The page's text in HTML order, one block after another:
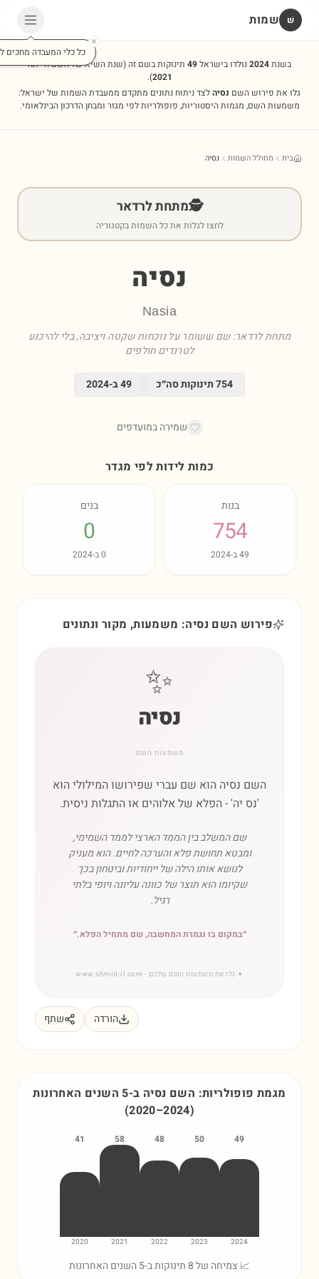
שׁ שמות
כל כלי המעבדה מחכים
בשנת2024נולדו בישראל49 תינוקות בשם זה(שנת השיא של השם הייתה
2021
).
גלו את פירוש השם נסיהלצד ניתוח נתונים מתקדם ממעבדת השמות של ישראל:
משמעות השם, מגמות היסטוריות, פופולריות לפי מגזר ומבחן הדרכון הבינלאומי.
בית מחולל השמות נסיה
🕵️מתחת לרדאר
לחצו לגלות את כל השמות בקטגוריה
נסיה
Nasia
מתחת לרדאר: שם ששומר על נוכחות שקטה ויציבה, בלי להיכנע
לטרנדים חולפים
754תינוקות סה״כ 49ב-2024
שמירה במועדפים
כמות לידות לפי מגדר
בנות
754
49ב-2024
בנים
0
0ב-2024
פירוש השם נסיה: משמעות, מקור ונתונים
✨
נסיה
משמעות השם
השם נסיה הוא שם עברי שפירושו המילולי הוא
'נס יה' - הפלא של אלוהים או התגלות ניסית.
שם המשלב בין הממד הארצי לממד השמימי,
ומבטא תחושת פלא והערכה לחיים. הוא מעניק
לנושא אותו הילה של ייחודיות וביטחון בכך
שקיומו הוא תוצר של כוונה עליונה ויופי בלתי
רגיל.
״במקום בו נגמרת המחשבה, שם מתחיל הפלא.״
✦ גלו את משמעות השם שלכם · www.shmot-il.com
הורדה שתף
מגמת פופולריות: השם נסיה ב-5 השנים האחרונות
(2020–2024)
49
2024
50
2023
48
2022
58
2021
41
2020
📈 צמיחה של 8 תינוקות ב-5 השנים האחרונות